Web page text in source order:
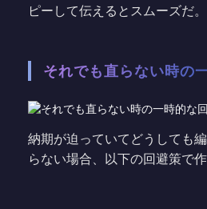
ピーして伝えるとスムーズだ。
それでも直らない時の
納期が迫っていてどうしても
らない場合、以下の回避策で